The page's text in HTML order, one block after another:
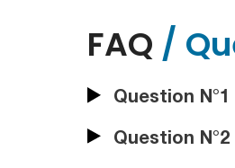
FAQ /
Question
Question